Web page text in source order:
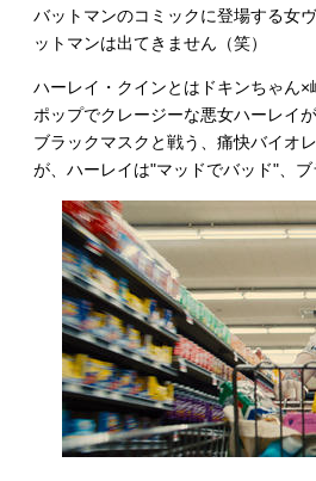
バットマンのコミックに登場する女
ットマンは出てきません（笑）
ハーレイ・クインとはドキンちゃん×
ポップでクレージーな悪女ハーレイ
ブラックマスクと戦う、痛快バイオ
が、ハーレイは"マッドでバッド"、